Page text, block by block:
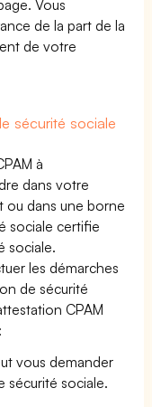
Vous
de la part de la
de votre
sécurité sociale
à
dans votre
ou dans une borne
sociale certifie
sociale.
les démarches
de sécurité
CPAM
vous demander
sécurité sociale.